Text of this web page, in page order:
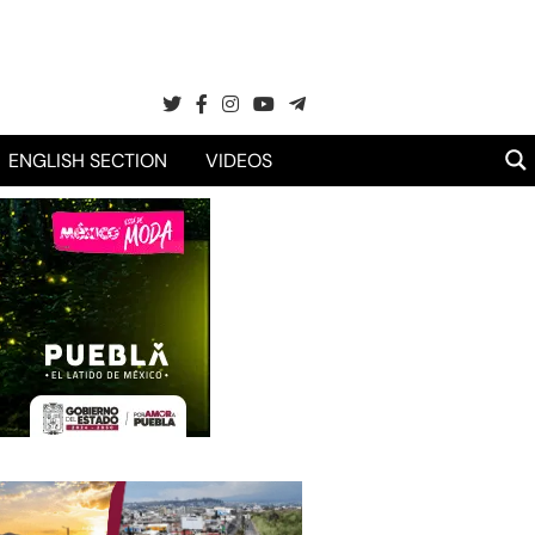
ENGLISH SECTION VIDEOS